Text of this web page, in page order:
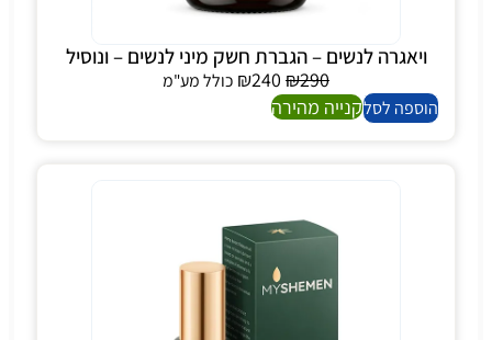
ויאגרה לנשים – הגברת חשק מיני לנשים – ונוסיל
₪290
₪240
כולל מע"מ
הוספה לסלקנייה מהירה